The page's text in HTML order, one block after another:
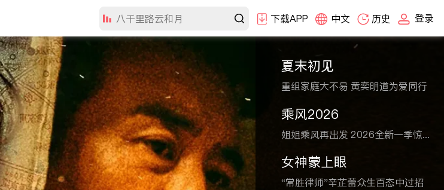
下载APP 中文 历史 登录
夏末初见
重组家庭大不易 黄奕明道为爱同行
乘风2026
姐姐乘风再出发 2026全新一季惊艳舞台
女神蒙上眼
“常胜律师”辛芷蕾众生百态中过招